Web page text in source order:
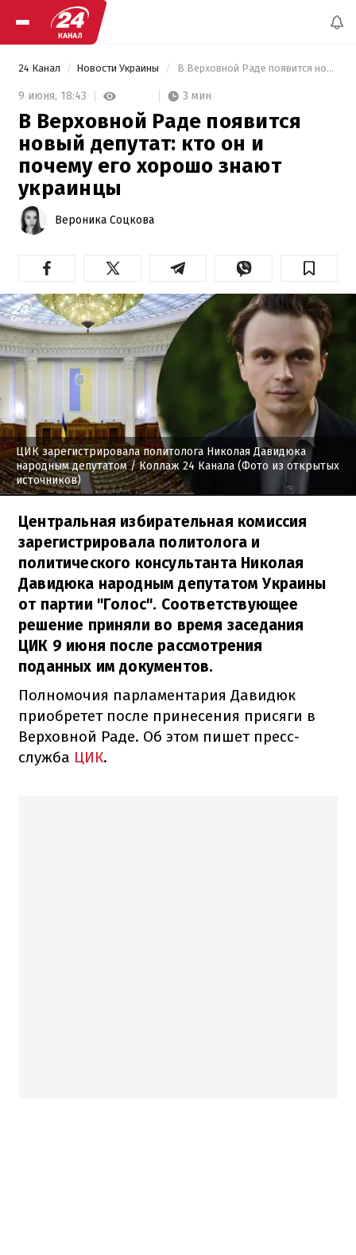
24 Канал Новости Украины В Верховной Раде появится новый депутат: кто он и почему его хорошо знают украинцы
9 июня, 18:43 3 мин
В Верховной Раде появится
новый депутат: кто он и
почему его хорошо знают
украинцы
Вероника Соцкова
ЦИК зарегистрировала политолога Николая Давидюка
народным депутатом/ Коллаж 24 Канала (Фото из открытых
источников)
Центральная избирательная комиссия
зарегистрировала политолога и
политического консультанта Николая
Давидюка народным депутатом Украины
от партии "Голос". Соответствующее
решение приняли во время заседания
ЦИК 9 июня после рассмотрения
поданных им документов.
Полномочия парламентария Давидюк
приобретет после принесения присяги в
Верховной Раде. Об этом пишет пресс-
служба ЦИК.